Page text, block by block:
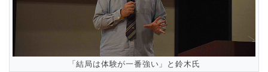
「結局は体験が一番強い」と鈴木氏